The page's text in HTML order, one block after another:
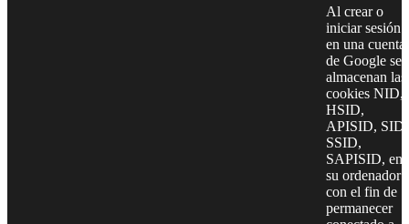
Al crear o
iniciar sesión
en una cuenta
de Google se
almacenan las
cookies NID,
HSID,
APISID, SID,
SSID,
SAPISID, en
su ordenador
con el fin de
permanecer